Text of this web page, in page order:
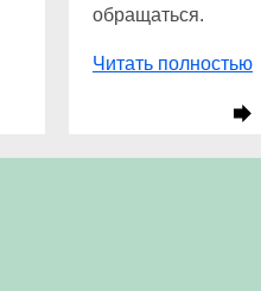
обращаться.
Читать полностью